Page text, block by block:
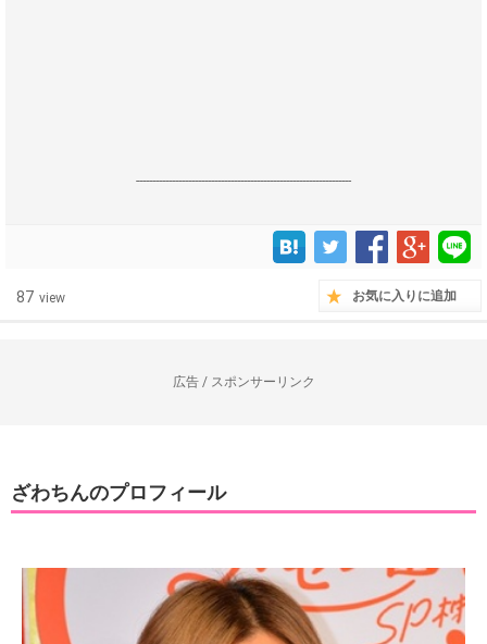
------------------------------------------------------------------
87 view お気に入りに追加
広告 / スポンサーリンク
ざわちんのプロフィール